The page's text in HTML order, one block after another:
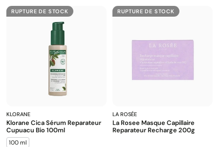
RUPTURE DE STOCK
KLORANE
Klorane Cica Sérum Reparateur
Cupuacu Bio 100ml
100 ml
RUPTURE DE STOCK
LA ROSÉE
La Rosee Masque Capillaire
Reparateur Recharge 200g